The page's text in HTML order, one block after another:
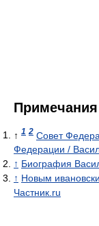
Примечания
↑ 1 2 Совет
Федерации /
↑ Биография
↑ Новым
Частник.ru